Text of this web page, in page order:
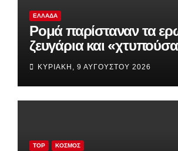
ΕΛΛΆΔΑ
Ρομά παρίσταναν τα
ζευγάρια και
σπίτια και επιχειρήσεις
ΚΥΡΙΑΚΉ, 9 ΑΥΓΟΎΣΤΟΥ 2026
TOP ΚΌΣΜΟΣ